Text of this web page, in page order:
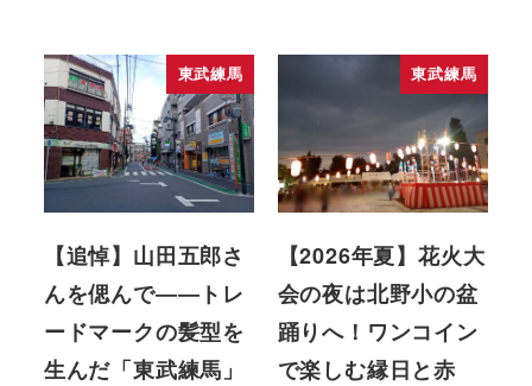
東武練馬
【追悼】山田五郎さ
んを偲んで――トレ
ードマークの髪型を
生んだ「東武練馬」
東武練馬
【2026年夏】花火大
会の夜は北野小の盆
踊りへ！ワンコイン
で楽しむ縁日と赤